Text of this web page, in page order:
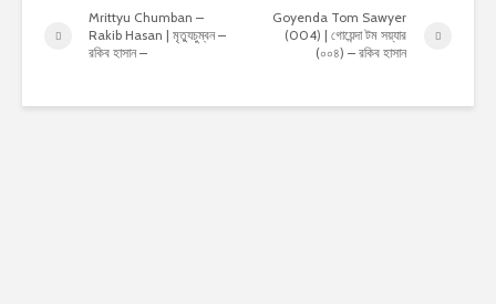
Mrittyu Chumban –
Rakib Hasan | মৃত্যুচুম্বন –
রকিব হাসান –
Goyenda Tom Sawyer
(004) | গোয়েন্দা টম সয়্যার
(০০৪) – রকিব হাসান